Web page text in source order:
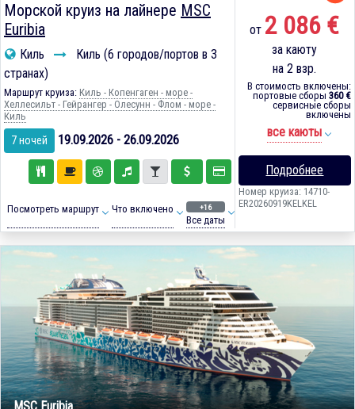
Морской круиз на лайнере MSC
Euribia
Киль
Киль (6 городов/портов в 3
странах)
Маршрут круиза: Киль - Копенгаген - море -
Хеллесильт - Гейрангер - Олесунн - Флом - море -
Киль
7 ночей 19.09.2026 - 26.09.2026
Посмотреть маршрут Что включено +16
Все даты
от 2 086 €
за каюту
на 2 взр.
В стоимость включены:
портовые сборы 360 €
сервисные сборы
включены
все каюты
Подробнее
Номер круиза: 14710-
ER20260919KELKEL